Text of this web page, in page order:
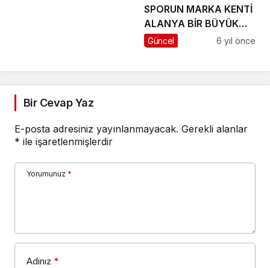
SPORUN MARKA KENTİ
ALANYA BİR BÜYÜK
ORGANİZASYONA
Güncel 6 yıl önce
Bir Cevap Yaz
E-posta adresiniz yayınlanmayacak. Gerekli alanlar
* ile işaretlenmişlerdir
Yorumunuz *
Adınız *